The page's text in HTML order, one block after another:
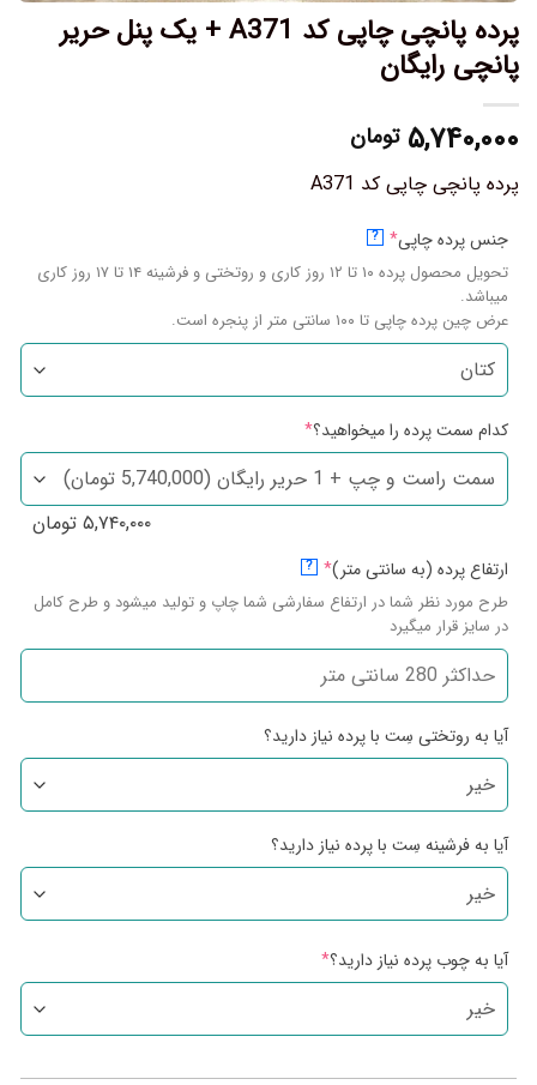
پرده پانچی چاپی کد A371 + یک پنل حریر
پانچی رایگان
۵,۷۴۰,۰۰۰ تومان
پرده پانچی چاپی کد A371
جنس پرده چاپی*
?
تحویل محصول پرده ۱۰ تا ۱۲ روز کاری و روتختی و فرشینه ۱۴ تا ۱۷ روز کاری
میباشد.
عرض چین پرده چاپی تا ۱۰۰ سانتی متر از پنجره است.
کدام سمت پرده را میخواهید؟*
۵,۷۴۰,۰۰۰ تومان
ارتفاع پرده (به سانتی متر)*
?
طرح مورد نظر شما در ارتفاع سفارشی شما چاپ و تولید میشود و طرح کامل
در سایز قرار میگیرد
آیا به روتختی سِت با پرده نیاز دارید؟
آیا به فرشینه سِت با پرده نیاز دارید؟
آیا به چوب پرده نیاز دارید؟*